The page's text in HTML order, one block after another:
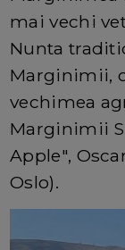
mai vechi
Nunta
Marginimii,
vechimea
Marginimii
Apple",
Oslo).